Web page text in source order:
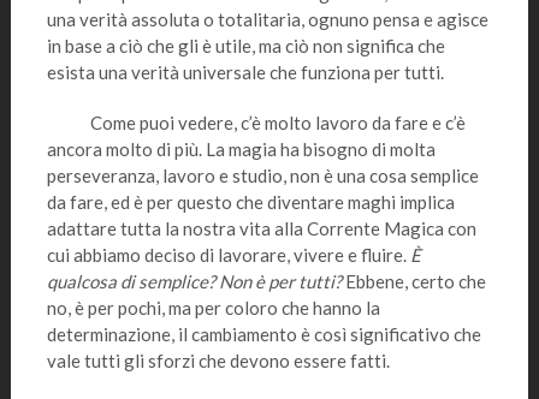
una verità assoluta o totalitaria, ognuno pensa e agisce
in base a ciò che gli è utile, ma ciò non significa che
esista una verità universale che funziona per tutti.
Come puoi vedere, c’è molto lavoro da fare e c’è
ancora molto di più. La magia ha bisogno di molta
perseveranza, lavoro e studio, non è una cosa semplice
da fare, ed è per questo che diventare maghi implica
adattare tutta la nostra vita alla Corrente Magica con
cui abbiamo deciso di lavorare, vivere e fluire. È
qualcosa di semplice? Non è per tutti?Ebbene, certo che
no, è per pochi, ma per coloro che hanno la
determinazione, il cambiamento è così significativo che
vale tutti gli sforzi che devono essere fatti.